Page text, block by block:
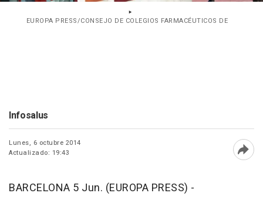
EUROPA PRESS/CONSEJO DE COLEGIOS FARMACÉUTICOS DE
Infosalus
Lunes, 6 octubre 2014
Actualizado: 19:43
BARCELONA 5 Jun. (EUROPA PRESS) -